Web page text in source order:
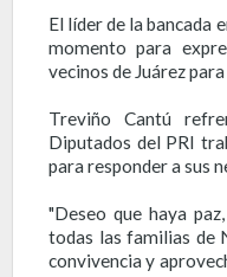
El líder de la bancada
momento para
vecinos de Juárez
Treviño Cantú
Diputados del PRI
para responder a sus
"Deseo que haya
todas las familias de
convivencia y